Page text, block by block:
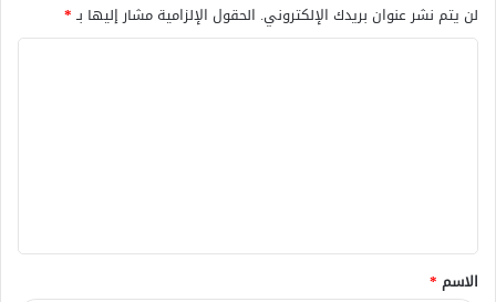
لن يتم نشر عنوان بريدك الإلكتروني. الحقول الإلزامية مشار إليها بـ*
ق
*
الاسم *